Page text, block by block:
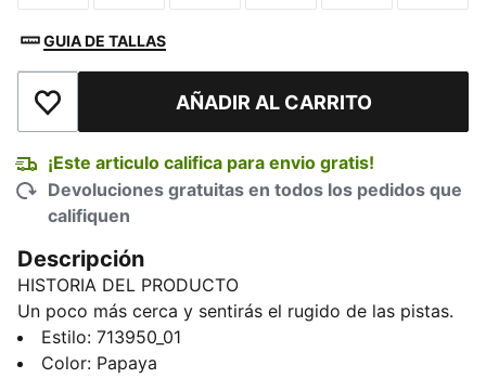
GUIA DE TALLAS
Añadir a la lista de deseosAÑADIR AL CARRITO
¡Este articulo califica para envio gratis!
Devoluciones gratuitas en todos los pedidos que
califiquen
Descripción
HISTORIA DEL PRODUCTO
Un poco más cerca y sentirás el rugido de las pistas.
La primera colección McLAREN MASTERCARD F1
TEAM Réplica te lleva al podio del estilo. Con clásicas
Estilo: 713950_01
Color: Papaya